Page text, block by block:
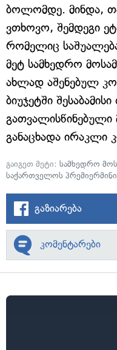
ბოლომდე. მინდა,
ვთხოვო, შემდეგი
რომელიც
მეტ სამხედრო
ახლად აშენებულ
ბიუჯეტში შესაბამისი
განაცხადა ირაკლი
გაიგეთ მეტი: სამხედრო
საქართველოს
გაზიარება
კომენტარები